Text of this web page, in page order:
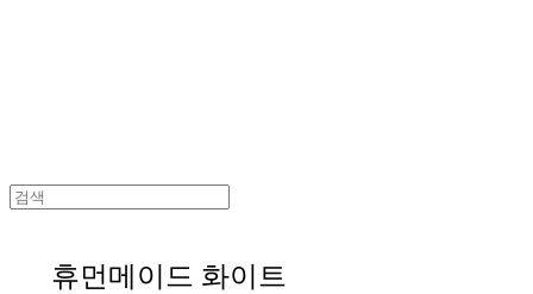
휴먼메이드 화이트